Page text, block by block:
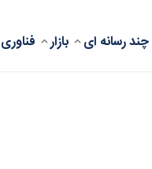
چند رسانه ای بازار فناوری